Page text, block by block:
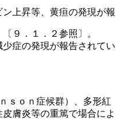
９．１．２参照〕。
上昇等、黄疸の発現が報
症の発現が報告されてい
ｓｏｎ症候群）、多形紅
膚炎等の重篤で場合によ